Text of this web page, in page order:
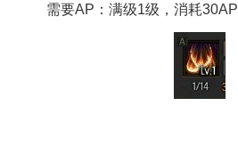
需要AP：满级1级，消耗30AP